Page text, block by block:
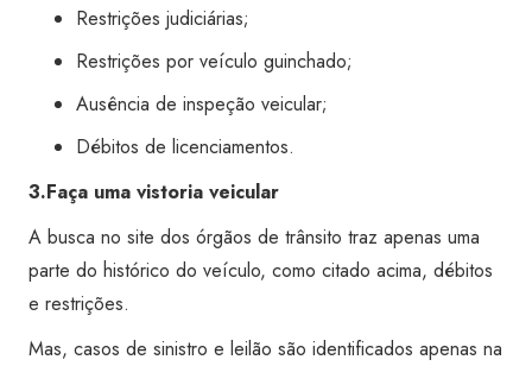
Restrições judiciárias;
Restrições por veículo guinchado;
Ausência de inspeção veicular;
Débitos de licenciamentos.
3.Faça uma vistoria veicular
A busca no site dos órgãos de trânsito traz apenas uma
parte do histórico do veículo, como citado acima, débitos
e restrições.
Mas, casos de sinistro e leilão são identificados apenas na